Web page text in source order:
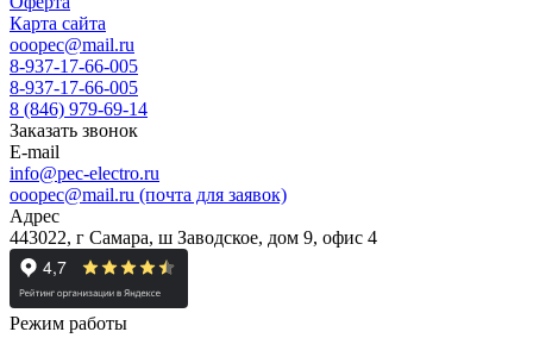
Карта сайта
ooopec@mail.ru
8-937-17-66-005
8-937-17-66-005
8 (846) 979-69-14
Заказать звонок
E-mail
info@pec-electro.ru
ooopec@mail.ru (почта для заявок)
Адрес
443022, г Самара, ш Заводское, дом 9, офис 4
Режим работы